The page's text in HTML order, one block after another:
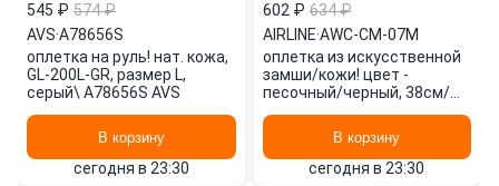
545 ₽ 574 ₽
AVS·A78656S
оплетка на руль! нат. кожа,
GL-200L-GR, размер L,
серый\ A78656S AVS
В корзину
сегодня в 23:30
602 ₽ 634 ₽
AIRLINE·AWC-CM-07M
оплетка из искусственной
замши/кожи! цвет -
песочный/черный, 38см/m\
В корзину
сегодня в 23:30